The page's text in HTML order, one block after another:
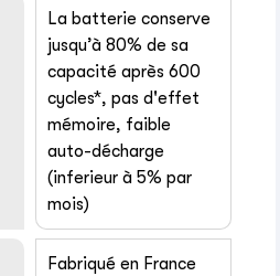
La batterie conserve
jusqu’à 80% de sa
capacité après 600
cycles*, pas d'effet
mémoire, faible
auto-décharge
(inferieur à 5% par
mois)
Fabriqué en France